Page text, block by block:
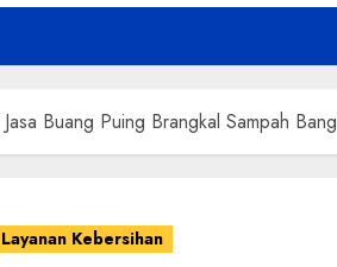
Jasa Buang Puing Brangkal Sampah
Layanan Kebersihan